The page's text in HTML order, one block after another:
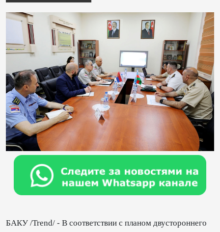
БАКУ /Trend/ - В соответствии с планом двустороннего